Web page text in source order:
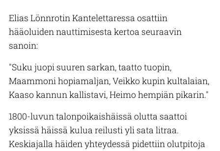
Elias Lönnrotin Kantelettaressa osattiin
hääoluiden nauttimisesta kertoa seuraavin
sanoin:
"Suku juopi suuren sarkan, taatto tuopin,
Maammoni hopiamaljan, Veikko kupin kultalaian,
Kaaso kannun kallistavi, Heimo hempiän pikarin."
1800-luvun talonpoikaishäissä olutta saattoi
yksissä häissä kulua reilusti yli sata litraa.
Keskiajalla häiden yhteydessä pidettiin olutpitoja